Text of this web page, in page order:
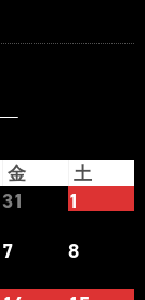
金 土
31
1
7 8